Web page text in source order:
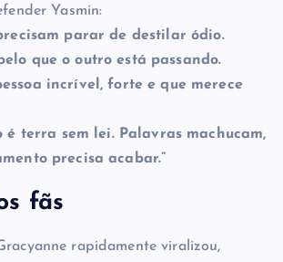
Yasmin:
parar de destilar ódio.
que o outro está passando.
incrível, forte e que merece
é terra sem lei. Palavras machucam,
precisa acabar.”
fãs
rapidamente viralizou,